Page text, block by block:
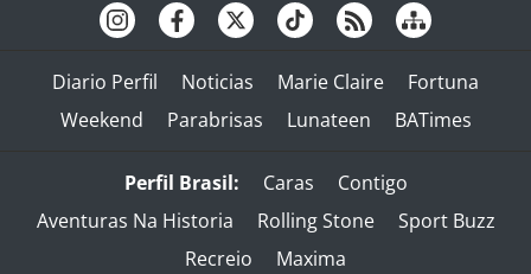
Diario Perfil Noticias Marie Claire
Fortuna
Weekend
Parabrisas Lunateen BATimes
Perfil Brasil: Caras
Contigo
Aventuras Na Historia
Rolling Stone
Sport Buzz
Recreio
Maxima